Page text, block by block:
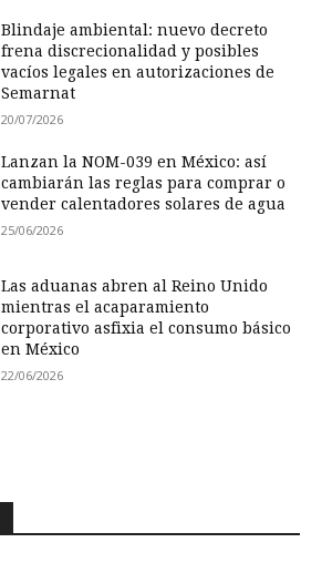
Blindaje ambiental: nuevo decreto
frena discrecionalidad y posibles
vacíos legales en autorizaciones de
Semarnat
20/07/2026
Lanzan la NOM-039 en México: así
cambiarán las reglas para comprar o
vender calentadores solares de agua
25/06/2026
Las aduanas abren al Reino Unido
mientras el acaparamiento
corporativo asfixia el consumo básico
en México
22/06/2026